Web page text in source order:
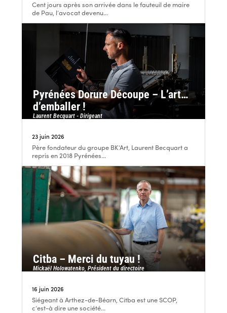
Cent jours après son arrivée dans le fauteuil de maire
de Pau, l’avocat devenu...
Pyrénées Dorure Découpe – L’art…
d’emballer !
Laurent Becquart - Dirigeant
23 juin 2026
Père fondateur du groupe BK’Art, Laurent Becquart a
repris en 2018 Pyrénées...
Citba – Merci du tuyau !
Mickaël Holowatenko, Président du directoire
16 juin 2026
Siégeant à Arthez-de-Béarn, Citba est une SCOP,
c’est-à dire une société...